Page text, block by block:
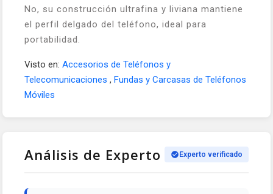
No, su construcción ultrafina y liviana mantiene
el perfil delgado del teléfono, ideal para
portabilidad.
Visto en: Accesorios de Teléfonos y
Telecomunicaciones , Fundas y Carcasas de Teléfonos
Móviles
Análisis de Experto Experto verificado